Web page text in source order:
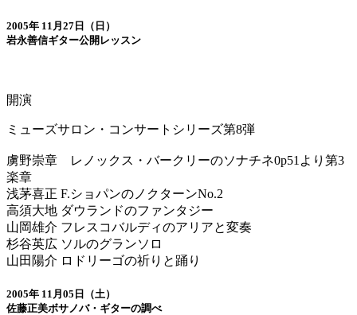
2005年 11月27日（日）
岩永善信ギター公開レッスン
開演
ミューズサロン・コンサートシリーズ第8弾
虜野崇章 レノックス・バークリーのソナチネ0p51より第3
楽章
浅茅喜正 F.ショパンのノクターンNo.2
高須大地 ダウランドのファンタジー
山岡雄介 フレスコバルディのアリアと変奏
杉谷英広 ソルのグランソロ
山田陽介 ロドリーゴの祈りと踊り
2005年 11月05日（土）
佐藤正美ボサノバ・ギターの調べ